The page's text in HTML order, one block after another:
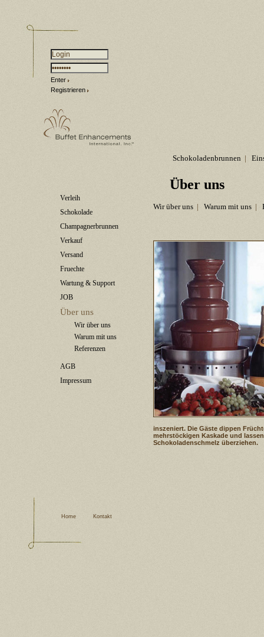
Enter
Registrieren
Verleih
Schokolade
Champagnerbrunnen
Verkauf
Versand
Fruechte
Wartung & Support
JOB
Über uns
Wir über uns
Warum mit uns
Referenzen
AGB
Impressum
Schokoladenbrunnen |
Über uns
Wir über uns | Warum mit uns |
inszeniert. Die Gäste dippen
mehrstöckigen Kaskade und
Schokoladenschmelz überziehen.
Home Kontakt